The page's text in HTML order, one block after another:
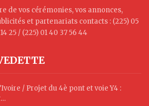
de vos cérémonies, vos annonces,
et partenariats contacts : (225) 05
25 / (225) 01 40 37 56 44
/ Projet du 4è pont et voie Y4 :